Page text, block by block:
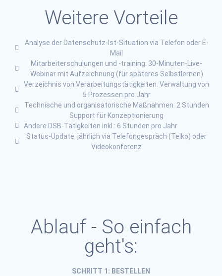
Weitere Vorteile
Analyse der Datenschutz-Ist-Situation via Telefon oder E-
Mail
Mitarbeiterschulungen und -training: 30-Minuten-Live-
Webinar mit Aufzeichnung (für späteres Selbstlernen)
Verzeichnis von Verarbeitungstätigkeiten: Verwaltung von
5 Prozessen pro Jahr
Technische und organisatorische Maßnahmen: 2 Stunden
Support für Konzeptionierung
Andere DSB-Tätigkeiten inkl.: 6 Stunden pro Jahr
Status-Update: jährlich via Telefongespräch (Telko) oder
Videokonferenz
Ablauf - So einfach
geht's:
SCHRITT 1: BESTELLEN